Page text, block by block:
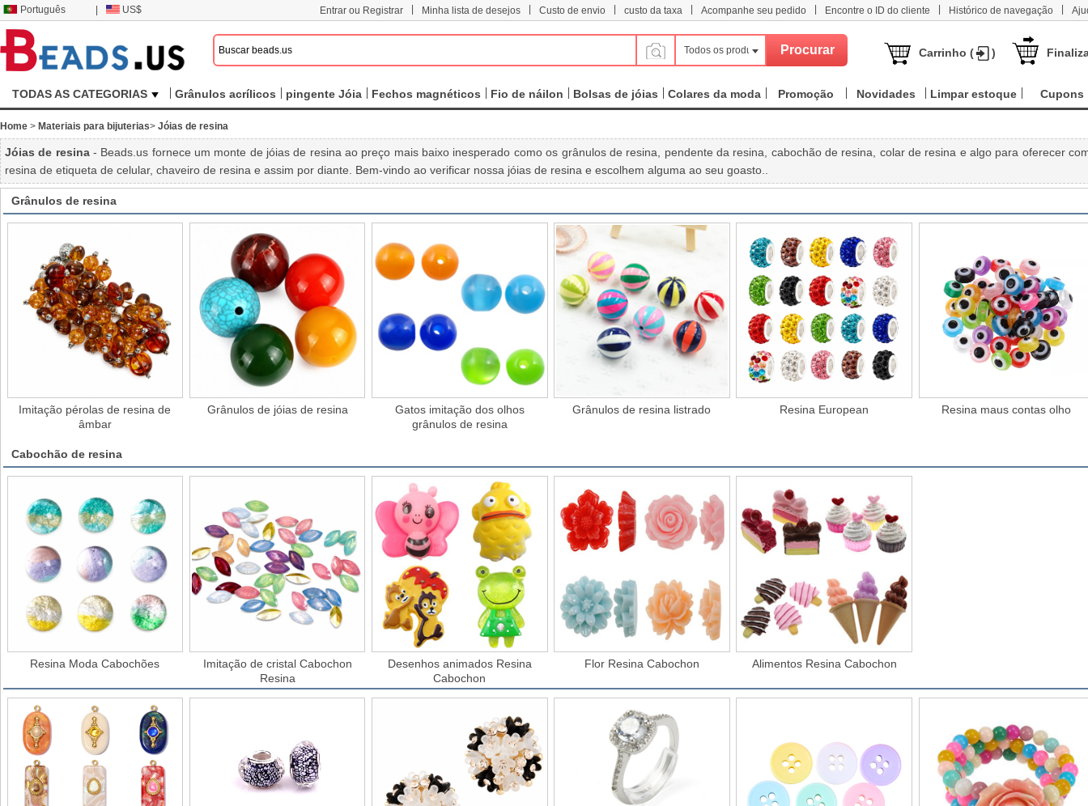
Português US$ Entrar ou Registrar Minha lista de desejos Custo de envio custo da taxa Acompanhe seu pedido Encontre o ID do cliente Histórico de navegação
Todos os produtos Carrinho ( )
TODAS AS CATEGORIAS Grânulos acrílicos pingente Jóia Fechos magnéticos Fio de náilon Bolsas de jóias Colares da moda Promoção Novidades Limpar estoque Cupons
Home > Materiais para bijuterias> Jóias de resina
Jóias de resina- Beads.us fornece um monte de jóias de resina ao preço mais baixo inesperado como os grânulos de resina, pendente da resina, cabochão de resina, colar de resina e algo para oferecer
resina de etiqueta de celular, chaveiro de resina e assim por diante. Bem-vindo ao verificar nossa jóias de resina e escolhem alguma ao seu goasto..
Grânulos de resina
Imitação pérolas de resina de
âmbar
Grânulos de jóias de resina
Gatos imitação dos olhos
grânulos de resina
Grânulos de resina listrado Resina European Resina maus contas olho
Cabochão de resina
Resina Moda Cabochões
Imitação de cristal Cabochon
Resina
Desenhos animados Resina
Cabochon
Flor Resina Cabochon Alimentos Resina Cabochon